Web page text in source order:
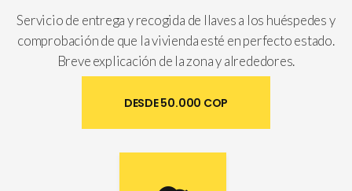
Servicio de entrega y recogida de llaves a los huéspedes y
comprobación de que la vivienda esté en perfecto estado.
Breve explicación de la zona y alrededores.
DESDE 50.000 COP